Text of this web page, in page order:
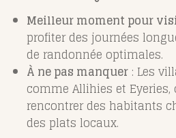
Meilleur moment pour
profiter des journées
de randonnée optimales.
À ne pas manquer : Les
comme Allihies et
rencontrer des habitants
des plats locaux.